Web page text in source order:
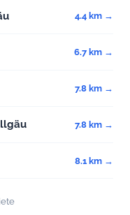
4.4 km →
6.7 km →
7.8 km →
7.8 km →
8.1 km →